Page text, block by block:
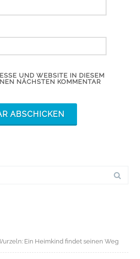
UND WEBSITE IN DIESEM
NÄCHSTEN KOMMENTAR
Ein Heimkind findet seinen Weg